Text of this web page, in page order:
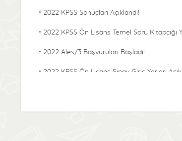
2022 KPSS Sonuçları Açıklandı!
2022 KPSS Ön Lisans Temel Soru Kitapçığı
2022 Ales/3 Başvuruları Başladı!
2022 KPSS Ön Lisans Sınav Giriş Yerleri